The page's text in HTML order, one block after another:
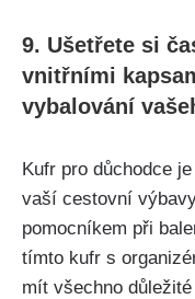
9. ‌Ušetřete si
vnitřními
vybalování
Kufr pro důchodce
vaší cestovní
pomocníkem při
tímto kufr⁣ s
mít všechno​